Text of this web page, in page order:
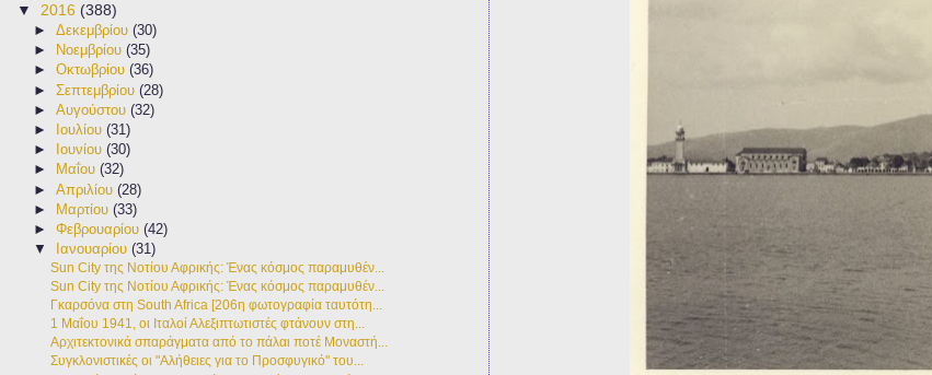
▼ 2016 (388)
►Δεκεμβρίου(30)
►
Νοεμβρίου(35)
►Οκτωβρίου(36)
►Σεπτεμβρίου(28)
►Αυγούστου(32)
►
Ιουλίου(31)
►
Ιουνίου(30)
►
Μαΐου(32)
►Απριλίου(28)
►
Μαρτίου(33)
►Φεβρουαρίου(42)
▼
Ιανουαρίου(31)
Sun City της Νοτίου Αφρικής: Ένας κόσμος παραμυθέν...
Sun City της Νοτίου Αφρικής: Ένας κόσμος παραμυθέν...
Γκαρσόνα στη South Africa [206η φωτογραφία ταυτότη...
1 Μαΐου 1941, οι Ιταλοί Αλεξιπτωτιστές φτάνουν στη...
Αρχιτεκτονικά σπαράγματα από το πάλαι ποτέ Μοναστή...
Συγκλονιστικές οι "Αλήθειες για το Προσφυγικό" του...